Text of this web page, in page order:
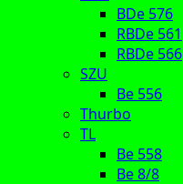
BDe 576
RBDe 561
RBDe 566
SZU
Be 556
Thurbo
TL
Be 558
Be 8/8